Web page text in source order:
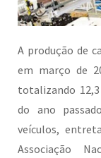
A produção de
em março de
totalizando
do ano
veículos,
Associação